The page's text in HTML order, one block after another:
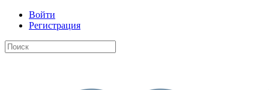
Войти
Регистрация